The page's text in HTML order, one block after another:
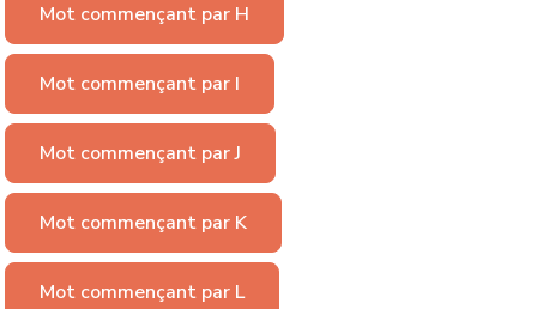
Mot commençant par H
Mot commençant par I
Mot commençant par J
Mot commençant par K
Mot commençant par L